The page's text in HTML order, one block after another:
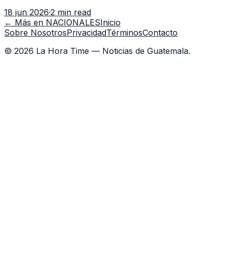
capacitación en la capital.
18 jun 2026·2 min read
← Más en NACIONALESInicio
Sobre NosotrosPrivacidadTérminosContacto
© 2026 La Hora Time — Noticias de Guatemala.